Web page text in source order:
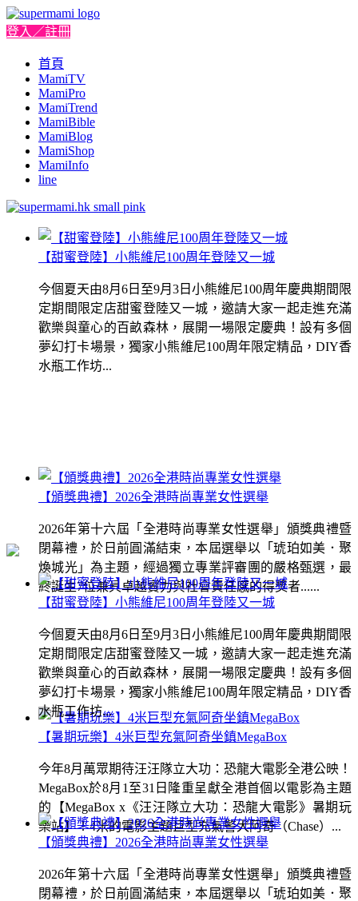
登入／註冊
首頁
MamiTV
MamiPro
MamiTrend
MamiBible
MamiBlog
MamiShop
MamiInfo
line
【甜蜜登陸】小熊維尼100周年登陸又一城
今個夏天由8月6日至9月3日小熊維尼100周年慶典期間限
定期間限定店甜蜜登陸又一城，邀請大家一起走進充滿
歡樂與童心的百畝森林，展開一場限定慶典！設有多個
夢幻打卡場景，獨家小熊維尼100周年限定精品，DIY香
水瓶工作坊...
【頒獎典禮】2026全港時尚專業女性選舉
2026年第十六屆「全港時尚專業女性選舉」頒獎典禮暨
閉幕禮，於日前圓滿結束，本屆選舉以「琥珀如美．聚
煥城光」為主題，經過獨立專業評審團的嚴格甄選，最
終誕生7位兼具卓越實力與社會責任感的得獎者......
【暑期玩樂】4米巨型充氣阿奇坐鎮MegaBox
今年8月萬眾期待汪汪隊立大功：恐龍大電影全港公映！
MegaBox於8月1至31日隆重呈獻全港首個以電影為主題
的【MegaBox x《汪汪隊立大功：恐龍大電影》暑期玩
樂站】！4米的電影主題巨型充氣警犬阿奇（Chase）...
【甜蜜登陸】小熊維尼100周年登陸又一城
今個夏天由8月6日至9月3日小熊維尼100周年慶典期間限
定期間限定店甜蜜登陸又一城，邀請大家一起走進充滿
歡樂與童心的百畝森林，展開一場限定慶典！設有多個
夢幻打卡場景，獨家小熊維尼100周年限定精品，DIY香
水瓶工作坊...
【頒獎典禮】2026全港時尚專業女性選舉
2026年第十六屆「全港時尚專業女性選舉」頒獎典禮暨
閉幕禮，於日前圓滿結束，本屆選舉以「琥珀如美．聚